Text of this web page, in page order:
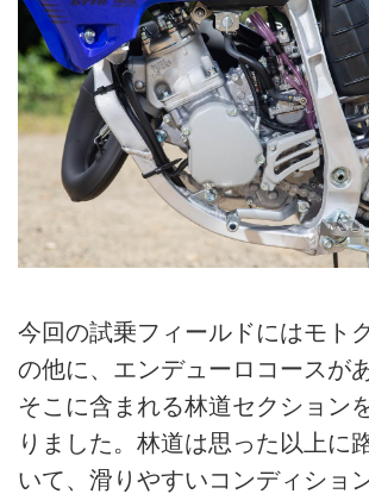
今回の試乗フィールドにはモト
の他に、エンデューロコースが
そこに含まれる林道セクション
りました。林道は思った以上に
いて、滑りやすいコンディショ